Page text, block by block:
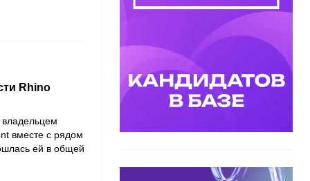
Rhino
вместе с рядом
ей в общей